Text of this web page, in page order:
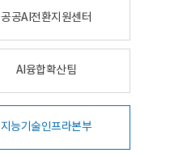
공공AI전환지원센터
AI융합확산팀
지능기술인프라본부